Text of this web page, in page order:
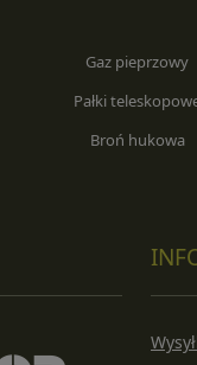
Gaz pieprzowy
Pałki
Broń hukowa